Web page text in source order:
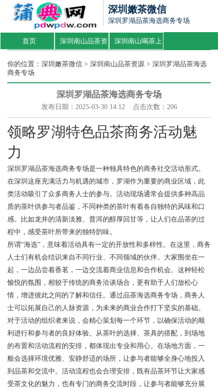
深圳嫩茶微信
深圳罗湖品茶海选商务专场
首页 深圳南山品茶资 深圳南山喝茶上
你的位置： 深圳嫩茶微信 > 深圳南山品茶资源 > 深圳罗湖品茶海选
商务专场
深圳罗湖品茶海选商务专场
发布日期：2025-03-30 14:12 点击次数：206
领略罗湖特色品茶商务活动魅
力
深圳罗湖品茶海选商务专场是一种独具特色的商务社交活动形式。
在深圳这座充满活力与机遇的城市，罗湖作为重要的商业区域，此
类活动吸引了众多商务人士的参与。活动现场通常会提供多种高品
质的茶叶供参与者品鉴，不同种类的茶叶有着各自独特的风味和口
感。比如龙井的清新淡雅、普洱的醇厚回甘等，让人们在品茶的过
程中，感受茶叶所带来的独特韵味。
所谓“海选”，意味着活动具有一定的开放性和多样性。在这里，商务
人士们有机会结识来自不同行业、不同领域的伙伴。大家围坐在一
起，一边品尝着香茗，一边交流着商业信息和合作机会。这种轻松
愉悦的氛围，相较于传统的商务洽谈场合，更有助于人们放松心
情，增进彼此之间的了解和信任。通过品茶海选商务专场，商务人
士可以拓展自己的人脉资源，为未来的商业合作打下坚实的基础。
对于活动的组织者来说，会精心策划每一个环节，以确保活动的顺
利进行和参与者的良好体验。从茶叶的选择、茶具的搭配，到场地
的布置和活动流程的安排，都体现出专业和用心。在场地方面，一
般会选择环境优雅、安静舒适的场所，让参与者能够全身心地投入
到品茶和交流中。活动流程也会合理安排，既有品茶环节让大家感
受茶文化的魅力，也有专门的商务交流时段，让参与者能够充分展